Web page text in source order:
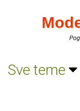
Sve teme